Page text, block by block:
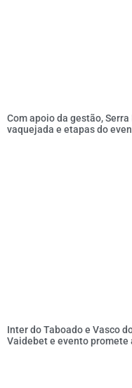
Com apoio da gestão,
vaquejada e etapas do
Inter do Taboado e Vasco
Vaidebet e evento